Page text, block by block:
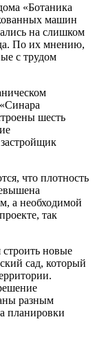
«Ботаника
машин
на слишком
По их мнению,
с трудом
шесть
что плотность
а необходимой
так
строить новые
сад, который
разным
планировки